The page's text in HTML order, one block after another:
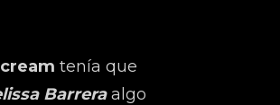
tenía que
Barreraalgo